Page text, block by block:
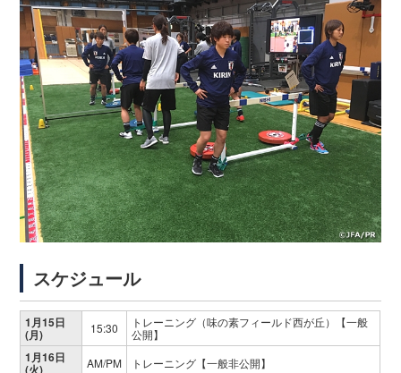
スケジュール
1月15日
(月) 15:30
トレーニング（味の素フィールド西が丘）【一般
公開】
1月16日
(火) AM/PM トレーニング【一般非公開】